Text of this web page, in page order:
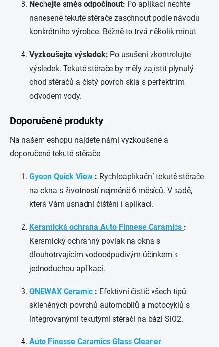
Nechejte směs odpočinout: Po aplikaci nechte
nanesené tekuté stěrače zaschnout podle návodu
konkrétního výrobce. Běžně to trvá několik minut.
Vyzkoušejte výsledek: Po usušení zkontrolujte
výsledek. Tekuté stěrače by měly zajistit plynulý
chod stěračů a čistý povrch skla s perfektním
odvodem vody.
Doporučené produkty
Na našem eshopu najdete námi vyzkoušené a
doporučené tekuté stěrače
Gyeon Quick View : Rychloaplikační tekuté stěrače
na okna s životností nejméně 6 měsíců. V sadě,
která Vám usnadní čištění i aplikaci.
Keramická ochrana Auto Finnese Caramics :
Keramický ochranný povlak na okna s
dlouhotrvajícím vodoodpudivým účinkem s
jednoduchou aplikací.
ONEWAX Ceramic : Efektivní čistič všech tipů
skleněných povrchů automobilů a motocyklů s
integrovanými tekutými stěrači na bázi SiO2.
Auto Finesse Caramics Glass Cleaner